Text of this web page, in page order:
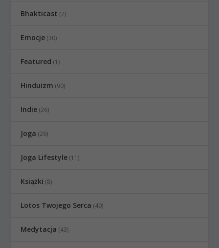
Bhakticast (7)
Emocje (30)
Featured (1)
Hinduizm (90)
Indie (26)
Joga (29)
Joga Lifestyle (11)
Książki (8)
Lotos Twojego Serca (49)
Medytacja (43)